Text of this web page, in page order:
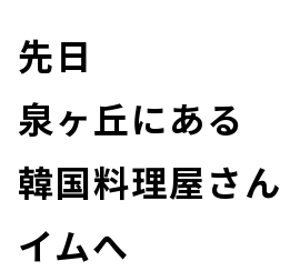
先日
泉ヶ丘にある
韓国料理屋さん
イムへ